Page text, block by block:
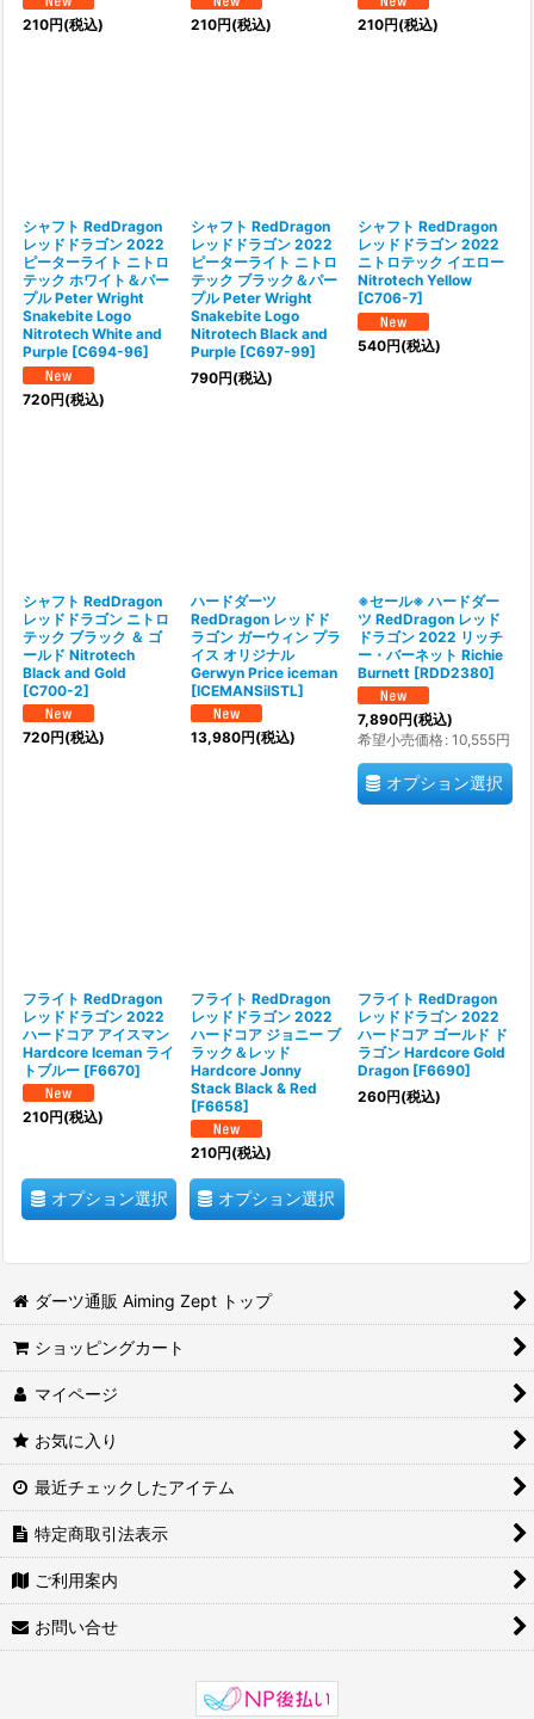
210円(税込) 210円(税込) 210円(税込)
シャフト RedDragon
レッドドラゴン 2022
ピーターライト ニトロ
テック ホワイト＆パー
プル Peter Wright
Snakebite Logo
Nitrotech White and
Purple [C694-96]
720円(税込)
シャフト RedDragon
レッドドラゴン 2022
ピーターライト ニトロ
テック ブラック＆パー
プル Peter Wright
Snakebite Logo
Nitrotech Black and
Purple [C697-99]
790円(税込)
シャフト RedDragon
レッドドラゴン 2022
ニトロテック イエロー
Nitrotech Yellow
[C706-7]
540円(税込)
シャフト RedDragon
レッドドラゴン ニトロ
テック ブラック ＆ ゴ
ールド Nitrotech
Black and Gold
[C700-2]
720円(税込)
ハードダーツ
RedDragon レッドド
ラゴン ガーウィン プラ
イス オリジナル
Gerwyn Price iceman
[ICEMANSilSTL]
13,980円(税込)
※セール※ ハードダー
ツ RedDragon レッド
ドラゴン 2022 リッチ
ー・バーネット Richie
Burnett [RDD2380]
7,890円(税込)
希望小売価格: 10,555円
オプション選択
フライト RedDragon
レッドドラゴン 2022
ハードコア アイスマン
Hardcore Iceman ライ
トブルー [F6670]
210円(税込)
オプション選択
フライト RedDragon
レッドドラゴン 2022
ハードコア ジョニー ブ
ラック＆レッド
Hardcore Jonny
Stack Black & Red
[F6658]
210円(税込)
オプション選択
フライト RedDragon
レッドドラゴン 2022
ハードコア ゴールド ド
ラゴン Hardcore Gold
Dragon [F6690]
260円(税込)
ダーツ通販 Aiming Zept トップ
ショッピングカート
マイページ
お気に入り
最近チェックしたアイテム
特定商取引法表示
ご利用案内
お問い合せ